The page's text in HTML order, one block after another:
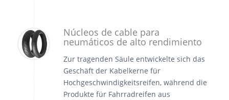
Núcleos de cable para
neumáticos de alto rendimiento
Zur tragenden Säule entwickelte sich das
Geschäft der Kabelkerne für
Hochgeschwindigkeitsreifen, während die
Produkte für Fahrradreifen aus